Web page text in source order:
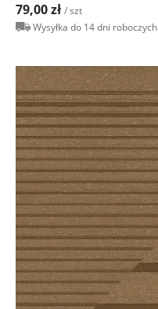
79,00 zł / szt
Wysyłka do 14 dni roboczych